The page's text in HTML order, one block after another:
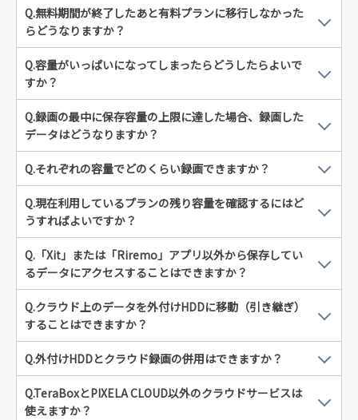
Q.無料期間が終了したあと有料プランに移行しなかった
らどうなりますか？
Q.容量がいっぱいになってしまったらどうしたらよいで
すか？
Q.録画の最中に保存容量の上限に達した場合、録画した
データはどうなりますか？
Q.それぞれの容量でどのくらい録画できますか？
Q.現在利用しているプランの残り容量を確認するにはど
うすればよいですか？
Q.「Xit」または「Riremo」アプリ以外から保存してい
るデータにアクセスすることはできますか？
Q.クラウド上のデータを外付けHDDに移動（引き継ぎ）
することはできますか？
Q.外付けHDDとクラウド録画の併用はできますか？
Q.TeraBoxとPIXELA CLOUD以外のクラウドサービスは
使えますか？